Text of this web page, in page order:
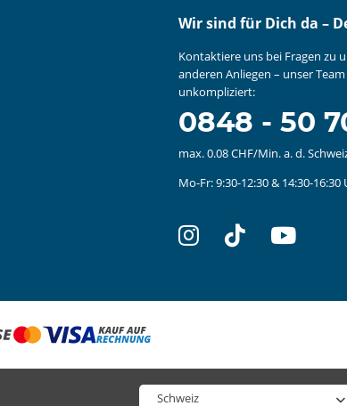
Wir sind für Dich da –
Kontaktiere uns bei Fragen zu
anderen Anliegen – unser
unkompliziert:
0848 - 50
max. 0.08 CHF/Min. a. d.
Mo-Fr: 9:30-12:30 & 14:30-16:30
instagram
tiktokyoutube
Wähle deinen Shop